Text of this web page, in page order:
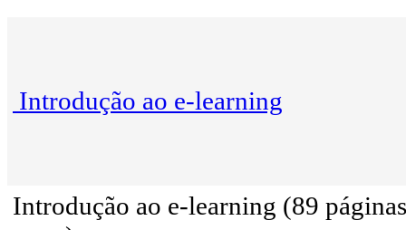
Introdução ao e-learning
Introdução ao e-learning (89 páginas